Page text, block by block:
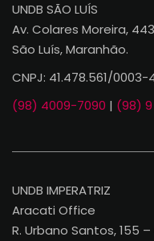
UNDB SÃO LUÍS
Av. Colares Moreira, 443
São Luís, Maranhão.
CNPJ: 41.478.561/0003-
(98) 4009-7090 | (98)
UNDB IMPERATRIZ
Aracati Office
R. Urbano Santos, 155